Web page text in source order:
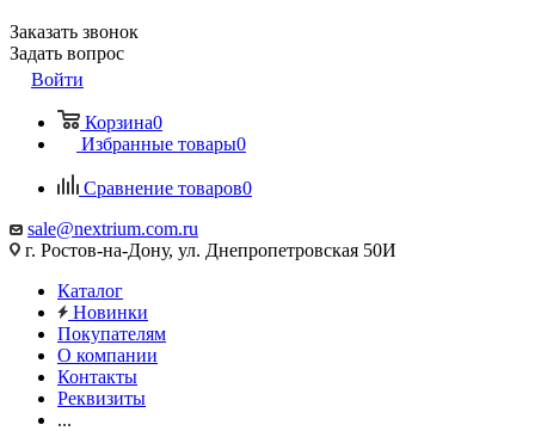
Заказать звонок
Задать вопрос
Войти
Корзина0
Избранные товары0
Сравнение товаров0
sale@nextrium.com.ru
г. Ростов-на-Дону, ул. Днепропетровская 50И
Каталог
Новинки
Покупателям
О компании
Контакты
Реквизиты
...